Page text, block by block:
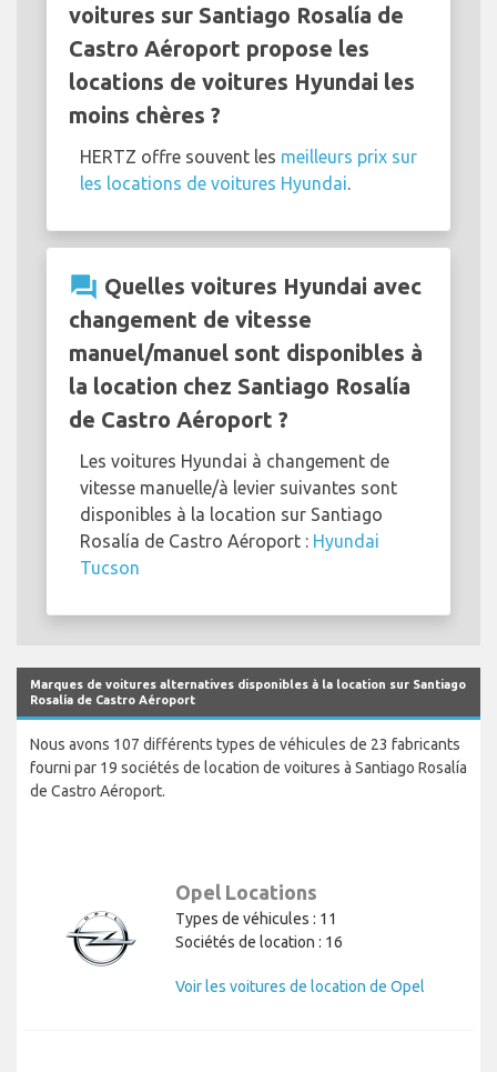
voitures sur Santiago Rosalía de
Castro Aéroport propose les
locations de voitures Hyundai les
moins chères ?
HERTZ offre souvent les meilleurs prix sur
les locations de voitures Hyundai
question_answer Quelles voitures Hyundai avec
changement de vitesse
manuel/manuel sont disponibles à
la location chez Santiago Rosalía
de Castro Aéroport ?
Les voitures Hyundai à changement de
vitesse manuelle/à levier suivantes sont
disponibles à la location sur Santiago
Rosalía de Castro Aéroport : Hyundai
Tucson
Marques de voitures alternatives disponibles à la location sur Santiago
Rosalía de Castro Aéroport
Nous avons 107 différents types de véhicules de 23 fabricants
fourni par 19 sociétés de location de voitures à Santiago Rosalía
de Castro Aéroport.
Opel Locations
Types de véhicules : 11
Sociétés de location : 16
Voir les voitures de location de Opel